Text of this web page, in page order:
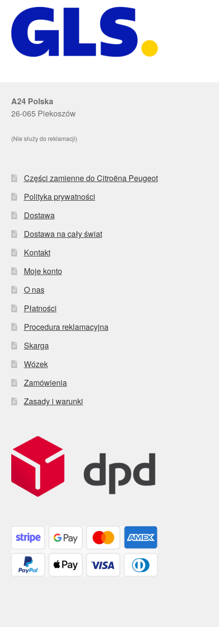
A24 Polska
26-065 Piekoszów
(Nie służy do reklamacji)
Części zamienne do Citroëna Peugeot
Polityka prywatności
Dostawa
Dostawa na cały świat
Kontakt
Moje konto
O nas
Płatności
Procedura reklamacyjna
Skarga
Wózek
Zamówienia
Zasady i warunki